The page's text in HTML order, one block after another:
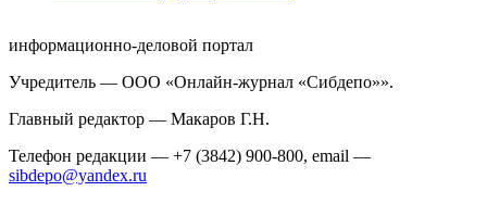
информационно-деловой портал
Учредитель — ООО «Онлайн-журнал «Сибдепо»».
Главный редактор — Макаров Г.Н.
Телефон редакции — +7 (3842) 900-800, email —
sibdepo@yandex.ru